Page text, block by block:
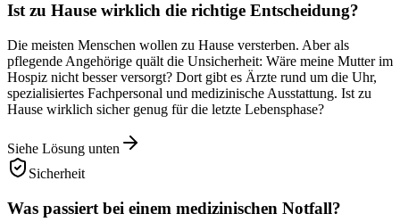
Ist zu Hause wirklich die richtige Entscheidung?
Die meisten Menschen wollen zu Hause versterben. Aber als
pflegende Angehörige quält die Unsicherheit: Wäre meine Mutter im
Hospiz nicht besser versorgt? Dort gibt es Ärzte rund um die Uhr,
spezialisiertes Fachpersonal und medizinische Ausstattung. Ist zu
Hause wirklich sicher genug für die letzte Lebensphase?
Siehe Lösung unten
Sicherheit
Was passiert bei einem medizinischen Notfall?